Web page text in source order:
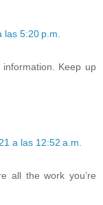
5:20 p.m.
Keep up
a las 12:52 a.m.
all the work you’re